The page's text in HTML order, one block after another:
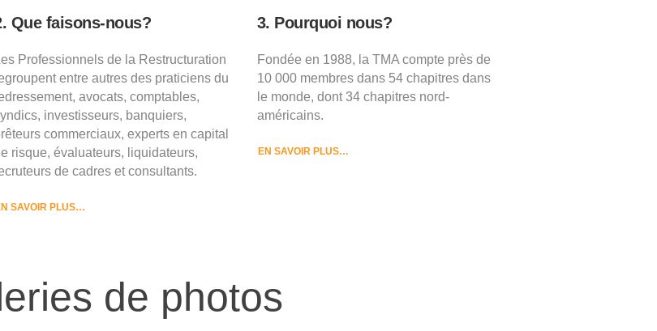
Que faisons-nous?
Professionnels de la Restructuration
entre autres des praticiens du
avocats, comptables,
investisseurs, banquiers,
commerciaux, experts en capital
risque, évaluateurs, liquidateurs,
de cadres et consultants.
SAVOIR PLUS…
3. Pourquoi nous?
Fondée en 1988, la TMA compte près de
10 000 membres dans 54 chapitres dans
le monde, dont 34 chapitres nord-
américains.
EN SAVOIR PLUS…
de photos